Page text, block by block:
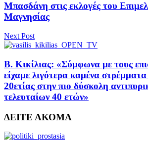
Μπασδάνη στις εκλογές του
Μαγνησίας
Next Post
B. Κικίλιας: «Σύμφωνα με τους
είχαμε λιγότερα καμένα
20ετίας στην πιο δύσκολη
τελευταίων 40 ετών»
ΔΕΙΤΕ ΑΚΟΜΑ